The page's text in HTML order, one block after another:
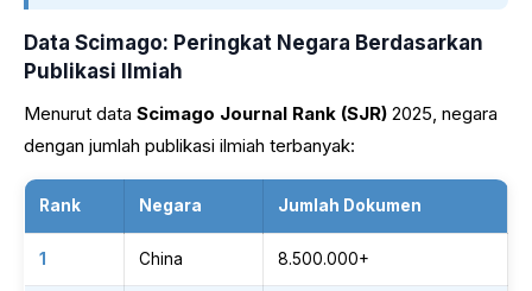
Data Scimago: Peringkat Negara Berdasarkan
Publikasi Ilmiah
Menurut data Scimago Journal Rank (SJR) 2025, negara
dengan jumlah publikasi ilmiah terbanyak:
Rank Negara Jumlah Dokumen
1 China 8.500.000+